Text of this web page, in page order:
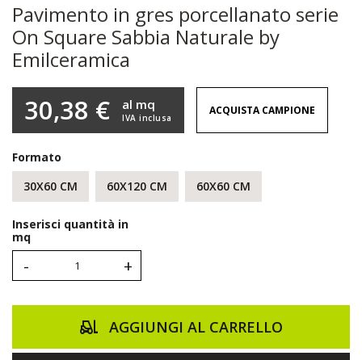
Pavimento in gres porcellanato serie
On Square Sabbia Naturale by
Emilceramica
30,38 € IVA inclusa
al mq ACQUISTA CAMPIONE
Formato
30X60 CM
60X120 CM 60X60 CM
Inserisci quantità in
mq
- +
AGGIUNGI AL CARRELLO